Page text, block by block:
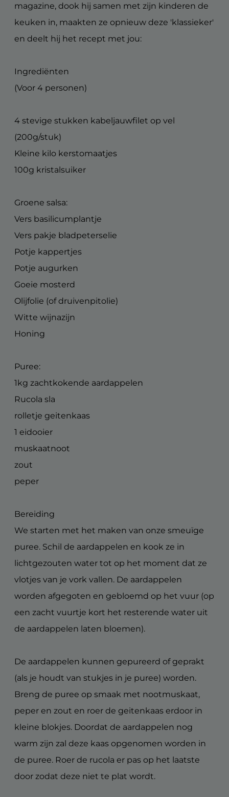
magazine, dook hij samen met zijn kinderen de
keuken in, maakten ze opnieuw deze 'klassieker'
en deelt hij het recept met jou:
Ingrediënten
(Voor 4 personen)
4 stevige stukken kabeljauwfilet op vel
(200g/stuk)
Kleine kilo kerstomaatjes
100g kristalsuiker
Groene salsa:
Vers basilicumplantje
Vers pakje bladpeterselie
Potje kappertjes
Potje augurken
Goeie mosterd
Olijfolie (of druivenpitolie)
Witte wijnazijn
Honing
Puree:
1kg zachtkokende aardappelen
Rucola sla
rolletje geitenkaas
1 eidooier
muskaatnoot
zout
peper
Bereiding
We starten met het maken van onze smeuïge
puree. Schil de aardappelen en kook ze in
lichtgezouten water tot op het moment dat ze
vlotjes van je vork vallen. De aardappelen
worden afgegoten en gebloemd op het vuur (op
een zacht vuurtje kort het resterende water uit
de aardappelen laten bloemen).
De aardappelen kunnen gepureerd of geprakt
(als je houdt van stukjes in je puree) worden.
Breng de puree op smaak met nootmuskaat,
peper en zout en roer de geitenkaas erdoor in
kleine blokjes. Doordat de aardappelen nog
warm zijn zal deze kaas opgenomen worden in
de puree. Roer de rucola er pas op het laatste
door zodat deze niet te plat wordt.